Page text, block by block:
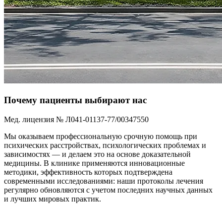
Почему пациенты выбирают нас
Мед. лицензия № Л041-01137-77/00347550
Мы оказываем профессиональную срочную помощь при
психических расстройствах, психологических проблемах и
зависимостях — и делаем это на основе доказательной
медицины. В клинике применяются инновационные
методики, эффективность которых подтверждена
современными исследованиями: наши протоколы лечения
регулярно обновляются с учетом последних научных данных
и лучших мировых практик.